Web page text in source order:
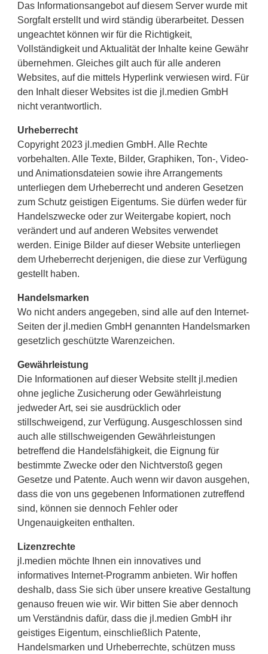
Das Informationsangebot auf diesem Server wurde mit
Sorgfalt erstellt und wird ständig überarbeitet. Dessen
ungeachtet können wir für die Richtigkeit,
Vollständigkeit und Aktualität der Inhalte keine Gewähr
übernehmen. Gleiches gilt auch für alle anderen
Websites, auf die mittels Hyperlink verwiesen wird. Für
den Inhalt dieser Websites ist die jl.medien GmbH
nicht verantwortlich.
Urheberrecht
Copyright 2023 jl.medien GmbH. Alle Rechte
vorbehalten. Alle Texte, Bilder, Graphiken, Ton-, Video-
und Animationsdateien sowie ihre Arrangements
unterliegen dem Urheberrecht und anderen Gesetzen
zum Schutz geistigen Eigentums. Sie dürfen weder für
Handelszwecke oder zur Weitergabe kopiert, noch
verändert und auf anderen Websites verwendet
werden. Einige Bilder auf dieser Website unterliegen
dem Urheberrecht derjenigen, die diese zur Verfügung
gestellt haben.
Handelsmarken
Wo nicht anders angegeben, sind alle auf den Internet-
Seiten der jl.medien GmbH genannten Handelsmarken
gesetzlich geschützte Warenzeichen.
Gewährleistung
Die Informationen auf dieser Website stellt jl.medien
ohne jegliche Zusicherung oder Gewährleistung
jedweder Art, sei sie ausdrücklich oder
stillschweigend, zur Verfügung. Ausgeschlossen sind
auch alle stillschweigenden Gewährleistungen
betreffend die Handelsfähigkeit, die Eignung für
bestimmte Zwecke oder den Nichtverstoß gegen
Gesetze und Patente. Auch wenn wir davon ausgehen,
dass die von uns gegebenen Informationen zutreffend
sind, können sie dennoch Fehler oder
Ungenauigkeiten enthalten.
Lizenzrechte
jl.medien möchte Ihnen ein innovatives und
informatives Internet-Programm anbieten. Wir hoffen
deshalb, dass Sie sich über unsere kreative Gestaltung
genauso freuen wie wir. Wir bitten Sie aber dennoch
um Verständnis dafür, dass die jl.medien GmbH ihr
geistiges Eigentum, einschließlich Patente,
Handelsmarken und Urheberrechte, schützen muss